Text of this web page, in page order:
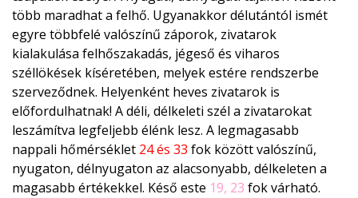
több maradhat a felhő. Ugyanakkor délutántól ismét
egyre többfelé valószínű záporok, zivatarok
kialakulása felhőszakadás, jégeső és viharos
széllökések kíséretében, melyek estére rendszerbe
szerveződnek. Helyenként heves zivatarok is
előfordulhatnak! A déli, délkeleti szél a zivatarokat
leszámítva legfeljebb élénk lesz. A legmagasabb
nappali hőmérséklet 24 és 33 fok között valószínű,
nyugaton, délnyugaton az alacsonyabb, délkeleten a
magasabb értékekkel. Késő este 19, 23 fok várható.